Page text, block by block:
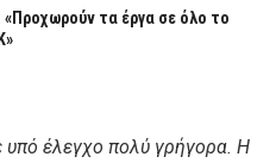
τα έργα σε όλο το
έλεγχο πολύ γρήγορα. Η